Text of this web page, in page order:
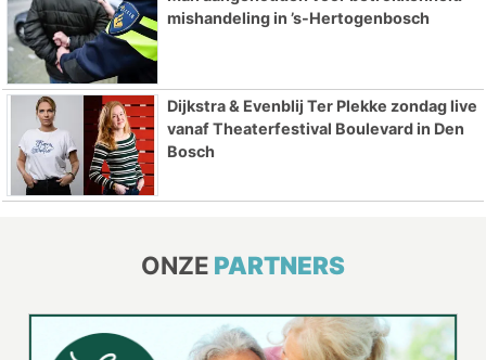
mishandeling in ’s-Hertogenbosch
Dijkstra & Evenblij Ter Plekke zondag live
vanaf Theaterfestival Boulevard in Den
Bosch
ONZE PARTNERS